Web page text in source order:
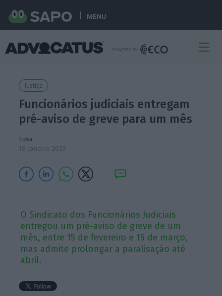
MENU
Justiça
Funcionários judiciais entregam
pré-aviso de greve para um mês
Lusa
18 Janeiro 2023
O Sindicato dos Funcionários Judiciais
entregou um pré-aviso de greve de um
mês, entre 15 de fevereiro e 15 de março,
mas admite prolongar a paralisação até
abril.